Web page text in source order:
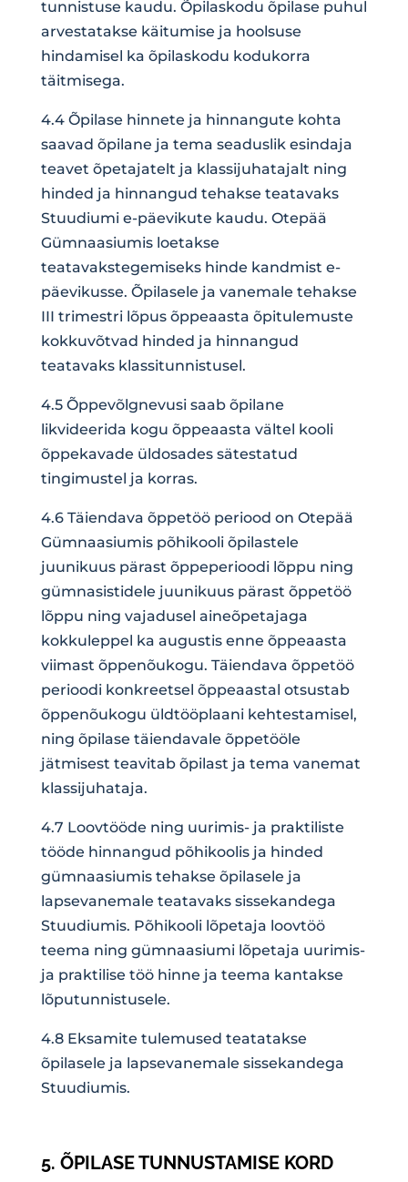
tunnistuse kaudu. Õpilaskodu õpilase puhul
arvestatakse käitumise ja hoolsuse
hindamisel ka õpilaskodu kodukorra
täitmisega.
4.4 Õpilase hinnete ja hinnangute kohta
saavad õpilane ja tema seaduslik esindaja
teavet õpetajatelt ja klassijuhatajalt ning
hinded ja hinnangud tehakse teatavaks
Stuudiumi e-päevikute kaudu. Otepää
Gümnaasiumis loetakse
teatavakstegemiseks hinde kandmist e-
päevikusse. Õpilasele ja vanemale tehakse
III trimestri lõpus õppeaasta õpitulemuste
kokkuvõtvad hinded ja hinnangud
teatavaks klassitunnistusel.
4.5 Õppevõlgnevusi saab õpilane
likvideerida kogu õppeaasta vältel kooli
õppekavade üldosades sätestatud
tingimustel ja korras.
4.6 Täiendava õppetöö periood on Otepää
Gümnaasiumis põhikooli õpilastele
juunikuus pärast õppeperioodi lõppu ning
gümnasistidele juunikuus pärast õppetöö
lõppu ning vajadusel aineõpetajaga
kokkuleppel ka augustis enne õppeaasta
viimast õppenõukogu. Täiendava õppetöö
perioodi konkreetsel õppeaastal otsustab
õppenõukogu üldtööplaani kehtestamisel,
ning õpilase täiendavale õppetööle
jätmisest teavitab õpilast ja tema vanemat
klassijuhataja.
4.7 Loovtööde ning uurimis- ja praktiliste
tööde hinnangud põhikoolis ja hinded
gümnaasiumis tehakse õpilasele ja
lapsevanemale teatavaks sissekandega
Stuudiumis. Põhikooli lõpetaja loovtöö
teema ning gümnaasiumi lõpetaja uurimis-
ja praktilise töö hinne ja teema kantakse
lõputunnistusele.
4.8 Eksamite tulemused teatatakse
õpilasele ja lapsevanemale sissekandega
Stuudiumis.
5. ÕPILASE TUNNUSTAMISE KORD